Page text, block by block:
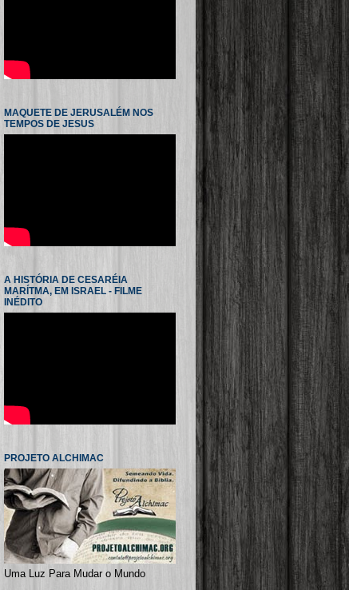
MAQUETE DE JERUSALÉM NOS
TEMPOS DE JESUS
A HISTÓRIA DE CESARÉIA
MARÍTMA, EM ISRAEL - FILME
INÉDITO
PROJETO ALCHIMAC
Uma Luz Para Mudar o Mundo